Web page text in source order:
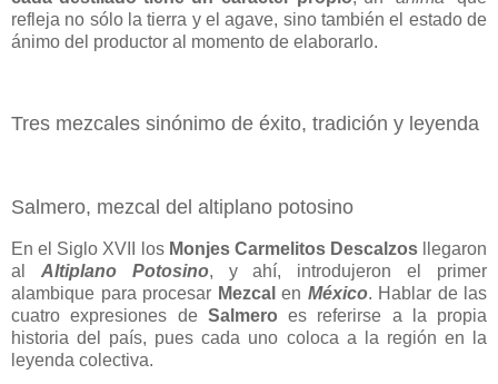
refleja no sólo la tierra y el agave, sino también el estado de
ánimo del productor al momento de elaborarlo.
Tres mezcales sinónimo de éxito, tradición y leyenda
Salmero, mezcal del altiplano potosino
En el Siglo XVII los Monjes Carmelitos Descalzosllegaron
al Altiplano Potosino, y ahí, introdujeron el primer
alambique para procesar Mezcal en México. Hablar de las
cuatro expresiones de Salmero es referirse a la propia
historia del país, pues cada uno coloca a la región en la
leyenda colectiva.